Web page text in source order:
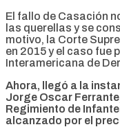
El fallo de Casación
las querellas y se
motivo, la Corte
en 2015 y el caso fue
Interamericana de
Ahora,
llegó a la
Jorge Oscar
Regimiento de
alcanzado por el